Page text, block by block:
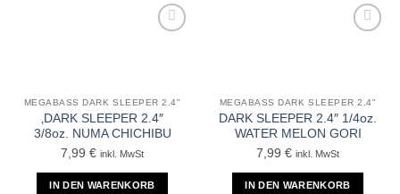
MEGABASS DARK SLEEPER 2.4"
‚DARK SLEEPER 2.4″
3/8oz. NUMA CHICHIBU
7,99 € inkl. MwSt
IN DEN WARENKORB
MEGABASS DARK SLEEPER 2.4"
DARK SLEEPER 2.4″ 1/4oz.
WATER MELON GORI
7,99 € inkl. MwSt
IN DEN WARENKORB